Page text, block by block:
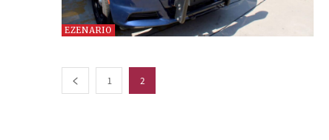
EZENARIO
1 2